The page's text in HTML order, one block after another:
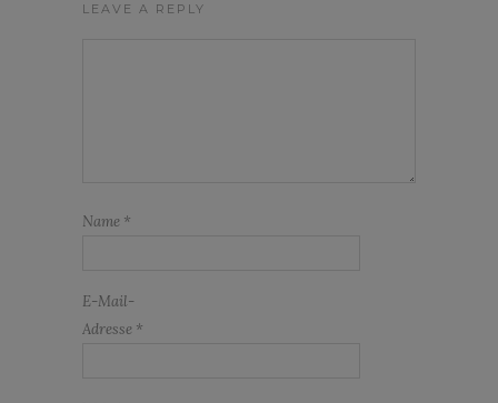
LEAVE A REPLY
Name *
E-Mail-
Adresse *